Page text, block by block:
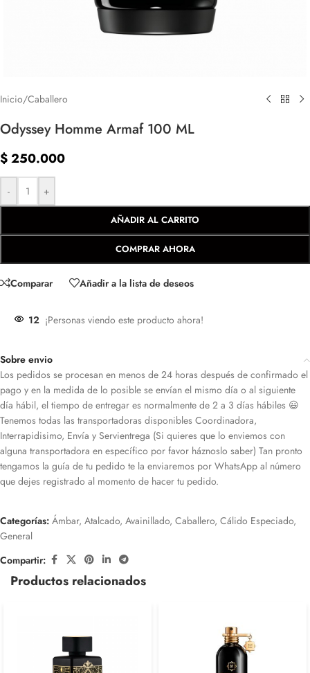
Inicio/Caballero
Odyssey Homme Armaf 100 ML
$250.000
- +
AÑADIR AL CARRITO
COMPRAR AHORA
Comparar Añadir a la lista de deseos
12 ¡Personas viendo este producto ahora!
Sobre envio
Los pedidos se procesan en menos de 24 horas después de confirmado el
pago y en la medida de lo posible se envían el mismo día o al siguiente
día hábil, el tiempo de entregar es normalmente de 2 a 3 días hábiles 😃
Tenemos todas las transportadoras disponibles Coordinadora,
Interrapidisimo, Envía y Servientrega (Si quieres que lo enviemos con
alguna transportadora en específico por favor háznoslo saber) Tan pronto
tengamos la guía de tu pedido te la enviaremos por WhatsApp al número
que dejes registrado al momento de hacer tu pedido.
Categorías: Ámbar, Atalcado, Avainillado, Caballero, Cálido Especiado,
General
Compartir:
Productos relacionados